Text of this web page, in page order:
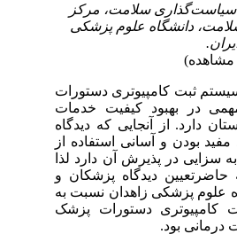
سلامت، مرکز
دانشگاه علوم پزشکی
ثبت کامپیوتری دستورات
در بهبود کیفیت خدمات
دارد. از آنجایی که دیدگاه
بودن و آسانی استفاده از
سزایی در پذیرش آن دارد لذا
دیدگاه پزشکان و
علوم پزشکی زاهدان نسبت به
کامپیوتری دستورات پزشک
بود.